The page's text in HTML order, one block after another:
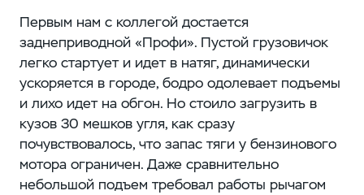
Первым нам с коллегой достается
заднеприводной «Профи». Пустой грузовичок
легко стартует и идет в натяг, динамически
ускоряется в городе, бодро одолевает подъемы
и лихо идет на обгон. Но стоило загрузить в
кузов 30 мешков угля, как сразу
почувствовалось, что запас тяги у бензинового
мотора ограничен. Даже сравнительно
небольшой подъем требовал работы рычагом